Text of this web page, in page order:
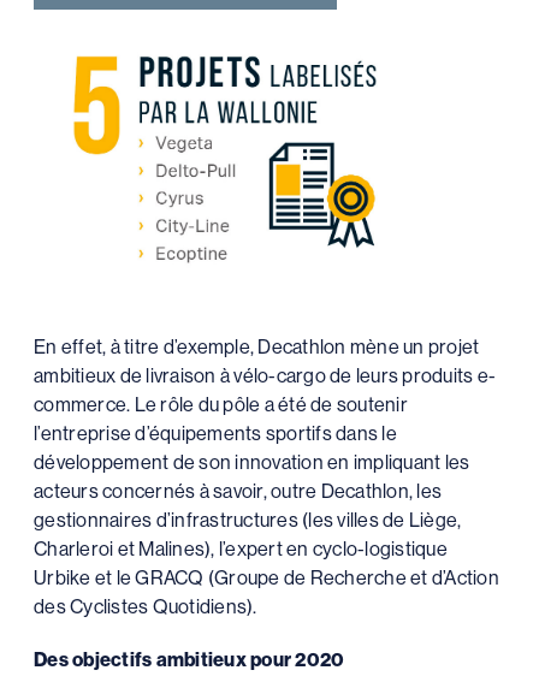
En effet, à titre d’exemple, Decathlon mène un projet
ambitieux de livraison à vélo-cargo de leurs produits e-
commerce. Le rôle du pôle a été de soutenir
l’entreprise d’équipements sportifs dans le
développement de son innovation en impliquant les
acteurs concernés à savoir, outre Decathlon, les
gestionnaires d’infrastructures (les villes de Liège,
Charleroi et Malines), l’expert en cyclo-logistique
Urbike et le GRACQ (Groupe de Recherche et d’Action
des Cyclistes Quotidiens).
Des objectifs ambitieux pour 2020